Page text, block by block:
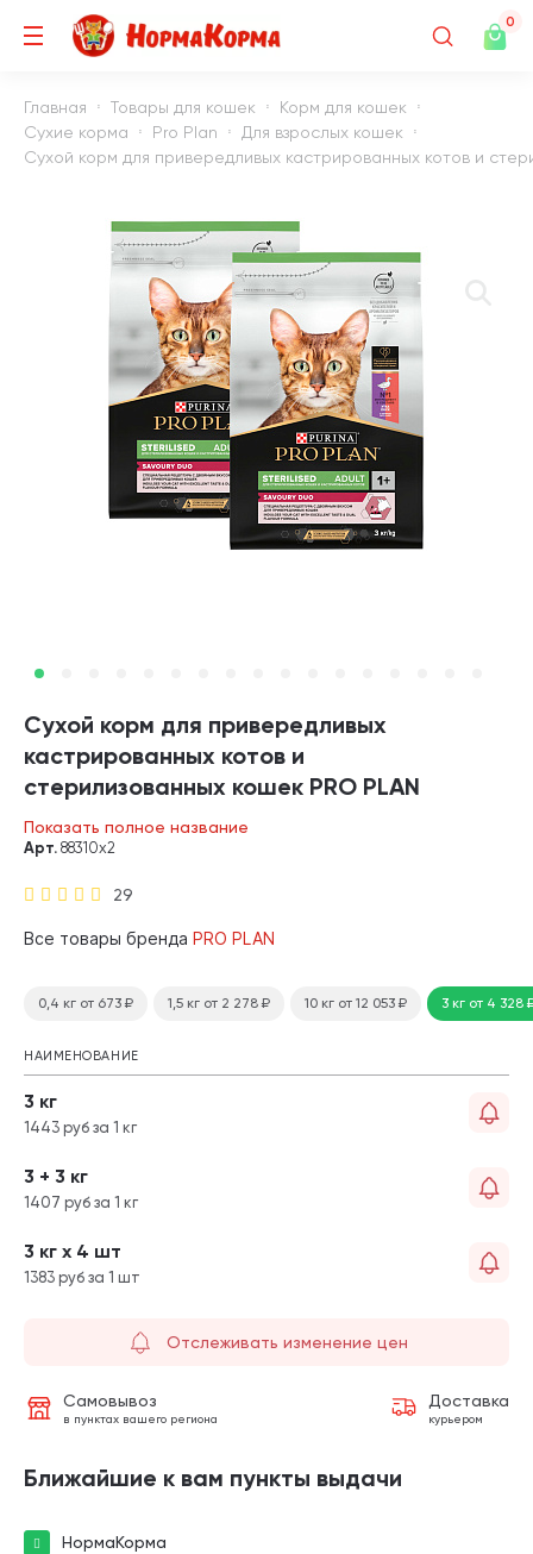
0
Главная Товары для кошек
Корм для кошек
Сухие корма
Pro Plan
Для взрослых кошек
Сухой корм для привередливых кастрированных котов и
Сухой корм для привередливых
кастрированных котов и
стерилизованных кошек PRO PLAN
STERILISED SAVOURY DUO утка, печень (3
+ 3 кг)
Показать полное название
29
Арт. 88310х2
Все товары бренда PRO PLAN
0,4 кг от 673 ₽ 1,5 кг от 2 278 ₽ 10 кг от 12 053 ₽ 3 кг от 4 328
НАИМЕНОВАНИЕ
3 кг
1443 руб за 1 кг
3 + 3 кг
1407 руб за 1 кг
3 кг х 4 шт
1383 руб за 1 шт
Отслеживать изменение цен
Самовывоз
в пунктах вашего региона
Доставка
курьером
Ближайшие к вам пункты выдачи
НормаКорма